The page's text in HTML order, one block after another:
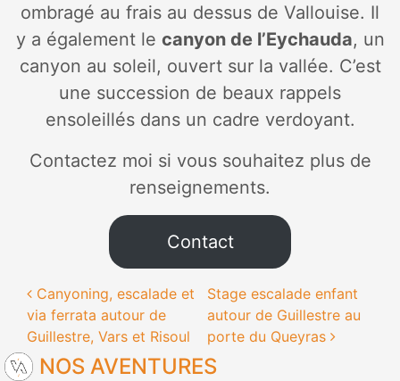
ombragé au frais au dessus de Vallouise. Il
y a également le canyon de l’Eychauda, un
canyon au soleil, ouvert sur la vallée. C’est
une succession de beaux rappels
ensoleillés dans un cadre verdoyant.
Contactez moi si vous souhaitez plus de
renseignements.
Contact
Navigation des articles
Canyoning, escalade et
via ferrata autour de
Guillestre, Vars et Risoul
Stage escalade enfant
autour de Guillestre au
porte du Queyras
NOS AVENTURES